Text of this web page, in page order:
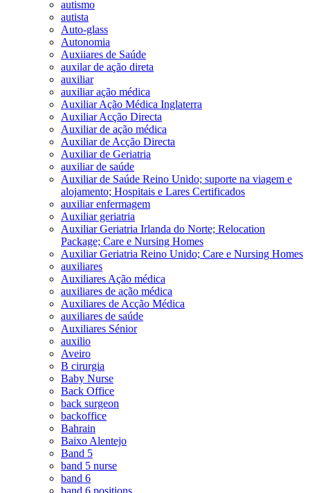
autismo
autista
Auto-glass
Autonomia
Auxiiares de Saúde
auxilar de ação direta
auxiliar
auxiliar ação médica
Auxiliar Ação Médica Inglaterra
Auxiliar Acção Directa
Auxiliar de ação médica
Auxiliar de Acção Directa
Auxiliar de Geriatria
auxiliar de saúde
Auxiliar de Saúde Reino Unido; suporte na viagem e
alojamento; Hospitais e Lares Certificados
auxiliar enfermagem
Auxiliar geriatria
Auxiliar Geriatria Irlanda do Norte; Relocation
Package; Care e Nursing Homes
Auxiliar Geriatria Reino Unido; Care e Nursing Homes
auxiliares
Auxiliares Ação médica
auxiliares de ação médica
Auxiliares de Acção Médica
auxiliares de saúde
Auxiliares Sénior
auxilio
Aveiro
B cirurgia
Baby Nurse
Back Office
back surgeon
backoffice
Bahrain
Baixo Alentejo
Band 5
band 5 nurse
band 6
band 6 positions